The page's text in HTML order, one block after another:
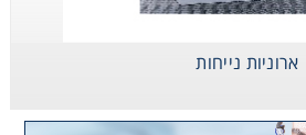
ארוניות נייחות